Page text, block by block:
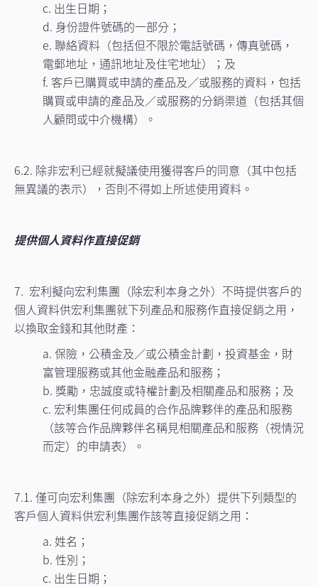
c. 出生日期；
d. 身份證件號碼的一部分；
e. 聯絡資料（包括但不限於電話號碼，傳真號碼，
電郵地址，通訊地址及住宅地址）；及
f. 客戶已購買或申請的產品及／或服務的資料，包括
購買或申請的產品及／或服務的分銷渠道（包括其個
人顧問或中介機構）。
6.2. 除非宏利已經就擬議使用獲得客戶的同意（其中包括
無異議的表示），否則不得如上所述使用資料。
提供個人資料作直接促銷
7. 宏利擬向宏利集團（除宏利本身之外）不時提供客戶的
個人資料供宏利集團就下列產品和服務作直接促銷之用，
以換取金錢和其他財產：
a. 保險，公積金及／或公積金計劃，投資基金，財
富管理服務或其他金融產品和服務；
b. 獎勵，忠誠度或特權計劃及相關產品和服務；及
c. 宏利集團任何成員的合作品牌夥伴的產品和服務
（該等合作品牌夥伴名稱見相關產品和服務（視情況
而定）的申請表）。
7.1. 僅可向宏利集團（除宏利本身之外）提供下列類型的
客戶個人資料供宏利集團作該等直接促銷之用：
a. 姓名；
b. 性別；
c. 出生日期；